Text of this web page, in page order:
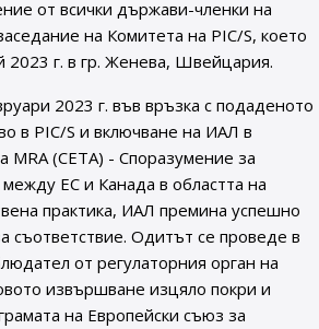
от всички държави-членки на
на Комитета на PIC/S, което
2023 г. в гр. Женева, Швейцария.
2023 г. във връзка с подаденото
в PIC/S и включване на ИАЛ в
MRA (CETA) - Споразумение за
ЕС и Канада в областта на
практика, ИАЛ премина успешно
съответствие. Oдитът се проведе в
от регулаторния орган на
извършване изцяло покри и
на Европейски съюз за